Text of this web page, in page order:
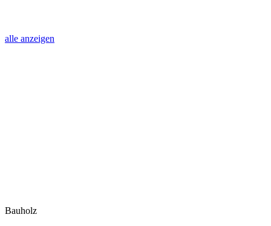
alle anzeigen
Bauholz